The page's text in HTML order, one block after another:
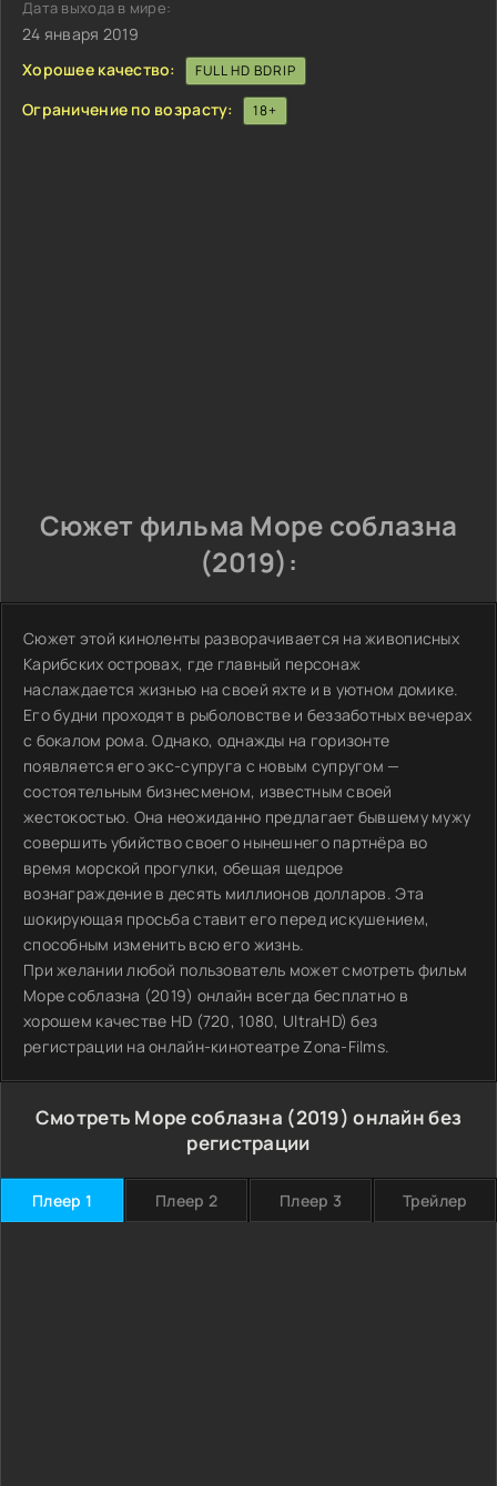
Дата выхода в мире:
24 января 2019
Хорошее качество:
FULL HD BDRIP
Ограничение по возрасту: 18+
Сюжет фильма Море соблазна
(2019):
Сюжет этой киноленты разворачивается на живописных
Карибских островах, где главный персонаж
наслаждается жизнью на своей яхте и в уютном домике.
Его будни проходят в рыболовстве и беззаботных вечерах
с бокалом рома. Однако, однажды на горизонте
появляется его экс-супруга с новым супругом —
состоятельным бизнесменом, известным своей
жестокостью. Она неожиданно предлагает бывшему мужу
совершить убийство своего нынешнего партнёра во
время морской прогулки, обещая щедрое
вознаграждение в десять миллионов долларов. Эта
шокирующая просьба ставит его перед искушением,
способным изменить всю его жизнь.
При желании любой пользователь может смотреть фильм
Море соблазна (2019) онлайн всегда бесплатно в
хорошем качестве HD (720, 1080, UltraHD) без
регистрации на онлайн-кинотеатре Zona-Films.
Смотреть Море соблазна (2019) онлайн без
регистрации
Плеер 1 Плеер 2 Плеер 3 Трейлер